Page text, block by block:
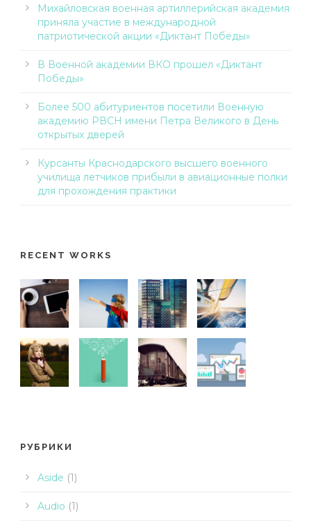
Михайловская военная артиллерийская академия
приняла участие в международной
патриотической акции «Диктант Победы»
В Военной академии ВКО прошел «Диктант
Победы»
Более 500 абитуриентов посетили Военную
академию РВСН имени Петра Великого в День
открытых дверей
Курсанты Краснодарского высшего военного
училища летчиков прибыли в авиационные полки
для прохождения практики
RECENT WORKS
РУБРИКИ
Aside (1)
Audio (1)